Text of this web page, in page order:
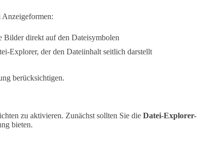
Anzeigeformen:
Bilder direkt auf den Dateisymbolen
Explorer, der den Dateiinhalt seitlich darstellt
berücksichtigen.
zu aktivieren. Zunächst sollten Sie die Datei-Explorer-
bieten.